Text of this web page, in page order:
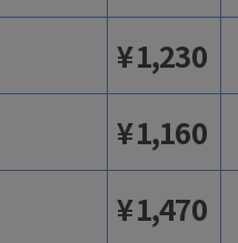
¥1,230
¥1,160
¥1,470